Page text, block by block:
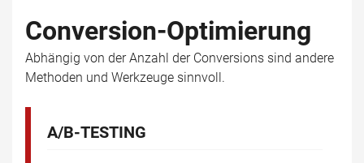
Conversion-Optimierung
Abhängig von der Anzahl der Conversions sind andere
Methoden und Werkzeuge sinnvoll.
A/B-TESTING